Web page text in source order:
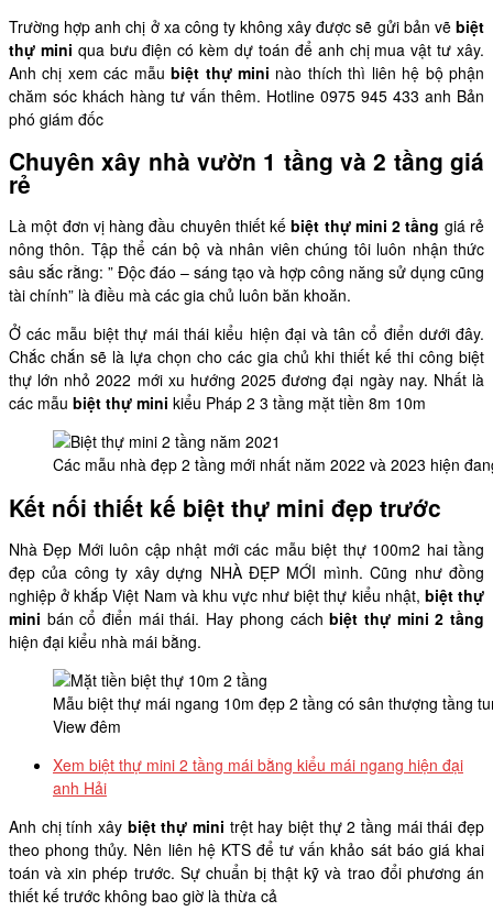
Trường hợp anh chị ở xa công ty không xây được sẽ gửi bản vẽ biệt
thự mini qua bưu điện có kèm dự toán để anh chị mua vật tư xây.
Anh chị xem các mẫubiệt thự mini nào thích thì liên hệ bộ phận
chăm sóc khách hàng tư vấn thêm. Hotline 0975 945 433 anh Bản
phó giám đốc
Chuyên xây nhà vườn 1 tầng và 2 tầng giá
rẻ
Là một đơn vị hàng đầu chuyên thiết kếbiệt thự mini 2 tầng giá rẻ
nông thôn. Tập thể cán bộ và nhân viên chúng tôi luôn nhận thức
sâu sắc rằng: ” Độc đáo – sáng tạo và hợp công năng sử dụng cũng
tài chính” là điều mà các gia chủ luôn băn khoăn.
Ở các mẫu biệt thự mái thái kiểu hiện đại và tân cổ điển dưới đây.
Chắc chắn sẽ là lựa chọn cho các gia chủ khi thiết kế thi công biệt
thự lớn nhỏ 2022 mới xu hướng 2025 đương đại ngày nay. Nhất là
các mẫu biệt thự mini kiểu Pháp 2 3 tầng mặt tiền 8m 10m
Các mẫu nhà đẹp 2 tầng mới nhất năm 2022 và 2023 hiện
Kết nối thiết kế biệt thự mini đẹp trước
Nhà Đẹp Mới luôn cập nhật mới các mẫu biệt thự 100m2 hai tầng
đẹp của công ty xây dựng NHÀ ĐẸP MỚI mình. Cũng như đồng
nghiệp ở khắp Việt Nam và khu vực như biệt thự kiểu nhật, biệt thự
mini bán cổ điển mái thái. Hay phong cáchbiệt thự mini 2 tầng
hiện đại kiểu nhà mái bằng.
Mẫu biệt thự mái ngang 10m đẹp 2 tầng có sân thượng tầng
View đêm
Xem biệt thự mini 2 tầng mái bằng kiểu mái ngang hiện đại
anh Hải
Anh chị tính xây biệt thự mini trệt hay biệt thự 2 tầng mái thái đẹp
theo phong thủy. Nên liên hệ KTS để tư vấn khảo sát báo giá khai
toán và xin phép trước. Sự chuẩn bị thật kỹ và trao đổi phương án
thiết kế trước không bao giờ là thừa cả